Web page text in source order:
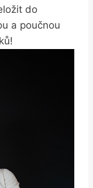
do
a poučnou